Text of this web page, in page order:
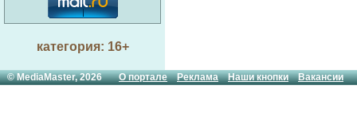
категория: 16+
© MediaMaster, 2026О портале Реклама Наши кнопки Вакансии